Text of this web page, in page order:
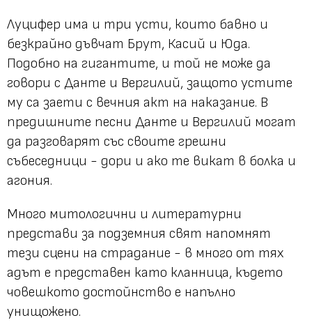
Луцифер има и три усти, които бавно и
безкрайно дъвчат Брут, Касий и Юда.
Подобно на гигантите, и той не може да
говори с Данте и Вергилий, защото устите
му са заети с вечния акт на наказание. В
предишните песни Данте и Вергилий могат
да разговарят със своите грешни
събеседници - дори и ако те викат в болка и
агония.
Много митологични и литературни
представи за подземния свят напомнят
тези сцени на страдание - в много от тях
адът е представен като кланница, където
човешкото достойнство е напълно
унищожено.